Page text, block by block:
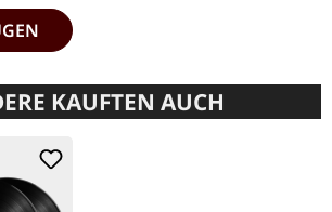
KAUFTEN AUCH